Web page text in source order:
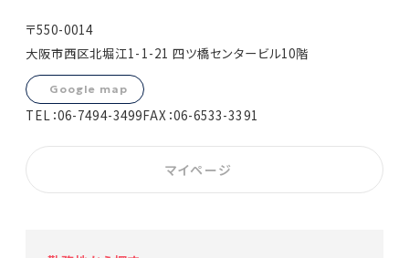
〒550-0014
大阪市西区北堀江1-1-21 四ツ橋センタービル10階
Google map
TEL：06-7494-3499FAX：06-6533-3391
マイページ